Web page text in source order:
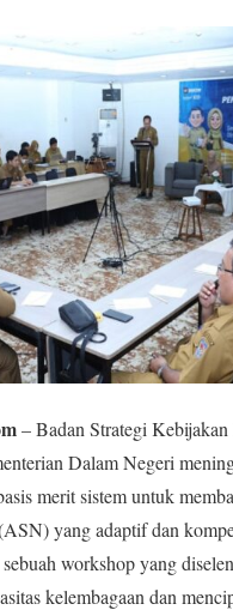
– Badan Strategi
Dalam Negeri
merit sistem untuk
yang adaptif dan
workshop yang
kelembagaan dan